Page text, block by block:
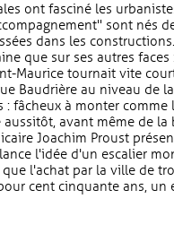
ont fasciné les
sont nés
dans les
que sur ses autres
Maurice tournait vite
Baudrière au niveau de
fâcheux à monter comme
avant même de
Joachim Proust
l'idée d'un escalier
l'achat par la ville de
cent cinquante ans, un